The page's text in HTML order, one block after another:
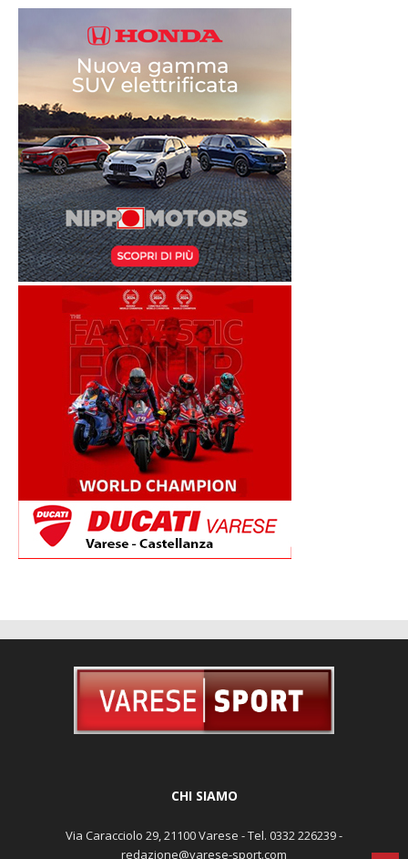
Via Caracciolo 29, 21100 Varese - Tel. 0332 226239 -
Aut. del trib. di Varese n. 345 del 09-02-1979 - Prodotto da Sunrise